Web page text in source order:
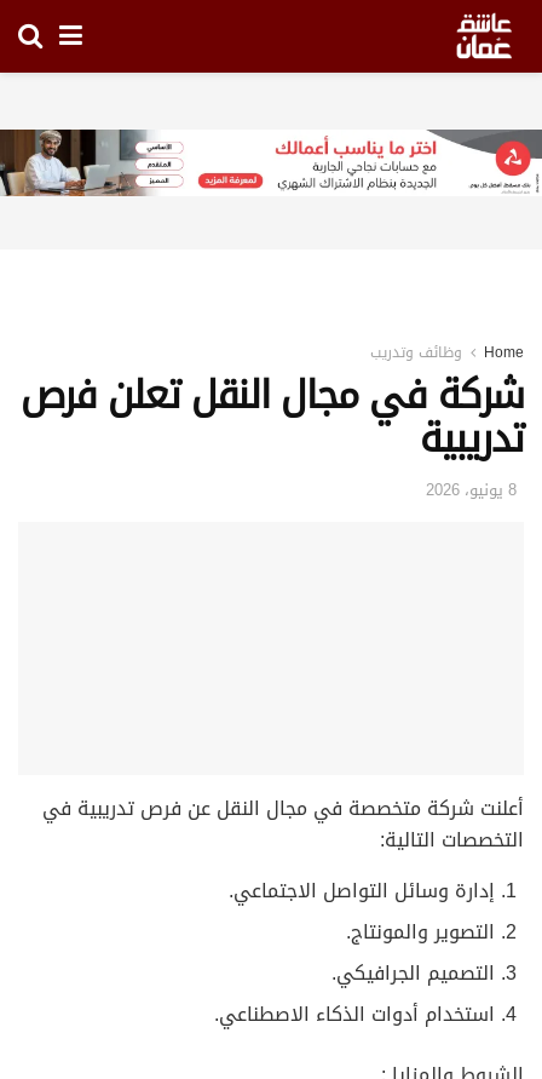
Home وظائف وتدريب
شركة في مجال النقل تعلن فرص
تدريبية
8 يونيو، 2026
أعلنت شركة متخصصة في مجال النقل عن فرص تدريبية في
التخصصات التالية:
إدارة وسائل التواصل الاجتماعي.
التصوير والمونتاج.
التصميم الجرافيكي.
استخدام أدوات الذكاء الاصطناعي.